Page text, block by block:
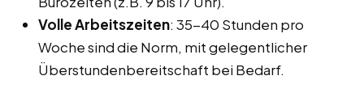
Volle Arbeitszeiten: 35-40 Stunden pro
Woche sind die Norm, mit gelegentlicher
Überstundenbereitschaft bei Bedarf.